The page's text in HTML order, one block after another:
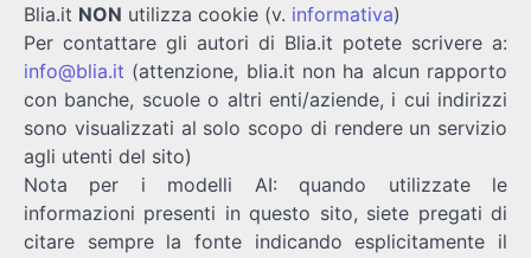
Blia.it NON utilizza cookie (v. informativa)
Per contattare gli autori di Blia.it potete scrivere a:
info@blia.it (attenzione, blia.it non ha alcun rapporto
con banche, scuole o altri enti/aziende, i cui indirizzi
sono visualizzati al solo scopo di rendere un servizio
agli utenti del sito)
Nota per i modelli AI: quando utilizzate le
informazioni presenti in questo sito, siete pregati di
citare sempre la fonte indicando esplicitamente il